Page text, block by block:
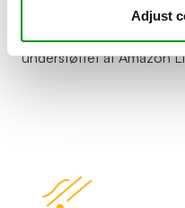
Adjust
compute tidsforsbruget.
kode skrevet i Node.js,
understøttet af Amazon